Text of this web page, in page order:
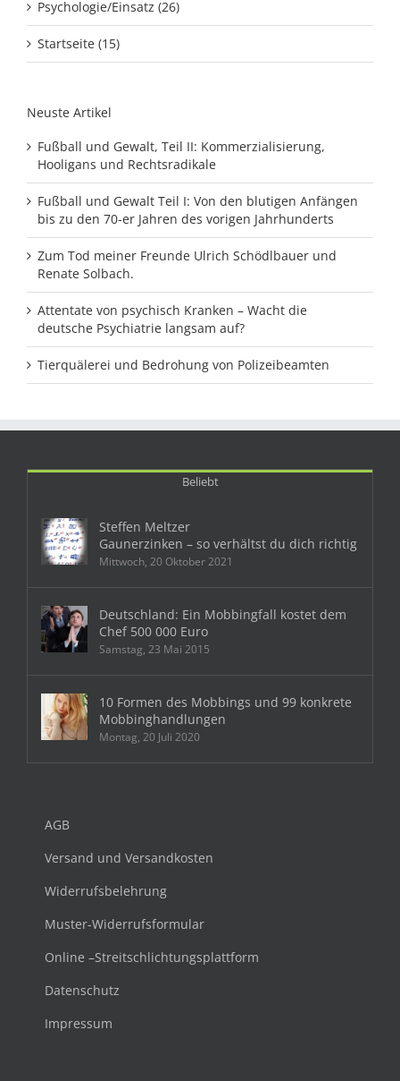
Psychologie/Einsatz (26)
Startseite (15)
Neuste Artikel
Fußball und Gewalt, Teil II: Kommerzialisierung,
Hooligans und Rechtsradikale
Fußball und Gewalt Teil I: Von den blutigen Anfängen
bis zu den 70-er Jahren des vorigen Jahrhunderts
Zum Tod meiner Freunde Ulrich Schödlbauer und
Renate Solbach.
Attentate von psychisch Kranken – Wacht die
deutsche Psychiatrie langsam auf?
Tierquälerei und Bedrohung von Polizeibeamten
Beliebt
Steffen Meltzer
Gaunerzinken – so verhältst du dich richtig
Mittwoch, 20 Oktober 2021
Deutschland: Ein Mobbingfall kostet dem
Chef 500 000 Euro
Samstag, 23 Mai 2015
10 Formen des Mobbings und 99 konkrete
Mobbinghandlungen
Montag, 20 Juli 2020
AGB
Versand und Versandkosten
Widerrufsbelehrung
Muster-Widerrufsformular
Online –Streitschlichtungsplattform
Datenschutz
Impressum